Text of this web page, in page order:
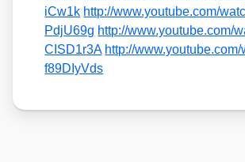
i​C​w1k http://​www​.you​tube​.com/​
P​d​j​U​69g http://​www​.you​tube​.com/​
C​I​S​D​1​r3A http://​
f​8​9​D​I​y​Vds